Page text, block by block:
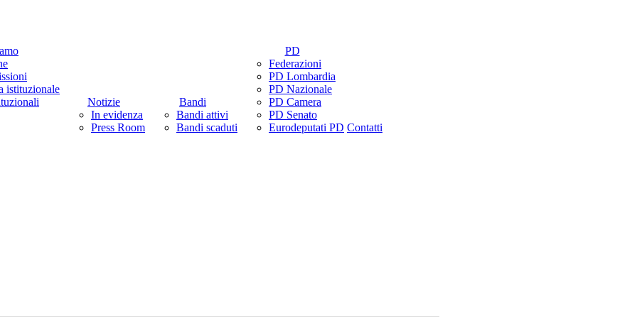
istituzionale
Notizie
In evidenza
Press Room
Bandi
Bandi attivi
Bandi scaduti
PD
Federazioni
PD Lombardia
PD Nazionale
PD Camera
PD Senato
Eurodeputati PD Contatti